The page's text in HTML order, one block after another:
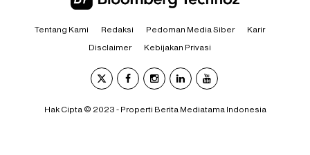
Tentang Kami Redaksi Pedoman Media Siber Karir
Disclaimer Kebijakan Privasi
Hak Cipta © 2023 - Properti Berita Mediatama Indonesia